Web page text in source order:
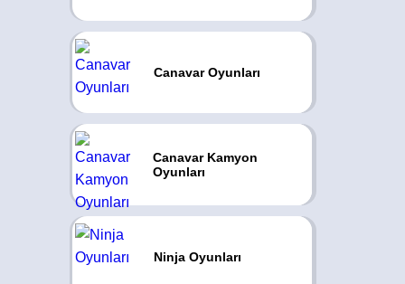
Canavar Oyunları
Canavar Kamyon
Oyunları
Ninja Oyunları